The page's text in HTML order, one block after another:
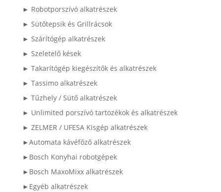
► Robotporszívó alkatrészek
► Sütőtepsik és Grillrácsok
► Szárítógép alkatrészek
► Szeletelő kések
► Takarítógép kiegészítők és alkatrészek
► Tassimo alkatrészek
► Tűzhely / Sütő alkatrészek
► Unlimited porszívó tartozékok és alkatrészek
► ZELMER / UFESA Kisgép alkatrészek
►Automata kávéfőző alkatrészek
►Bosch Konyhai robotgépek
►Bosch MaxoMixx alkatrészek
►Egyéb alkatrészek